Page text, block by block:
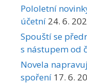
Pololetní
účetní 24. 6.
Spouští se
s nástupem od
Novela
spoření 17. 6.